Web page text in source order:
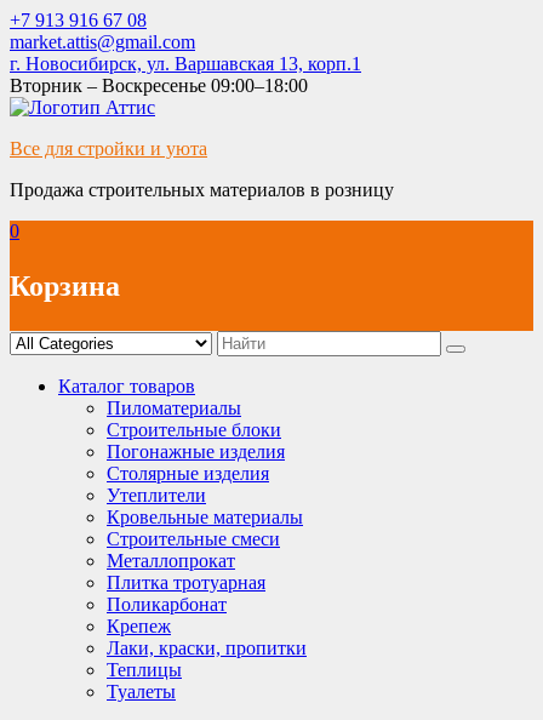
Skip
to
content
+7 913 916 67 08
market.attis@gmail.com
г. Новосибирск, ул. Варшавская 13, корп.1
Вторник – Воскресенье 09:00–18:00
Все для стройки и уюта
Продажа строительных материалов в розницу
0
Корзина
Каталог товаров
Пиломатериалы
Строительные блоки
Погонажные изделия
Столярные изделия
Утеплители
Кровельные материалы
Строительные смеси
Металлопрокат
Плитка тротуарная
Поликарбонат
Крепеж
Лаки, краски, пропитки
Теплицы
Туалеты